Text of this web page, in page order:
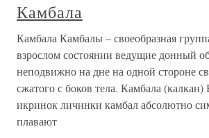
Камбала
Камбала Камбалы – своеобразная
взрослом состоянии ведущие донный
неподвижно на дне на одной стороне
сжатого с боков тела. Камбала
икринок личинки камбал абсолютно
плавают